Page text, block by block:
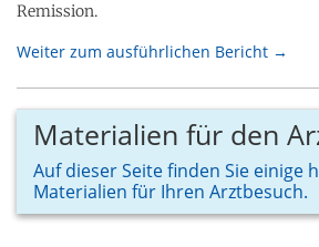
Remission.
Weiter zum ausführlichen Bericht →
Materialien für den
Auf dieser Seite finden Sie einige
Materialien für Ihren Arztbesuch.